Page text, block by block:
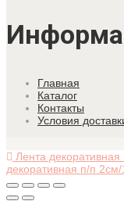
Главная
Каталог
Контакты
Условия
Лента
декоративная п/п